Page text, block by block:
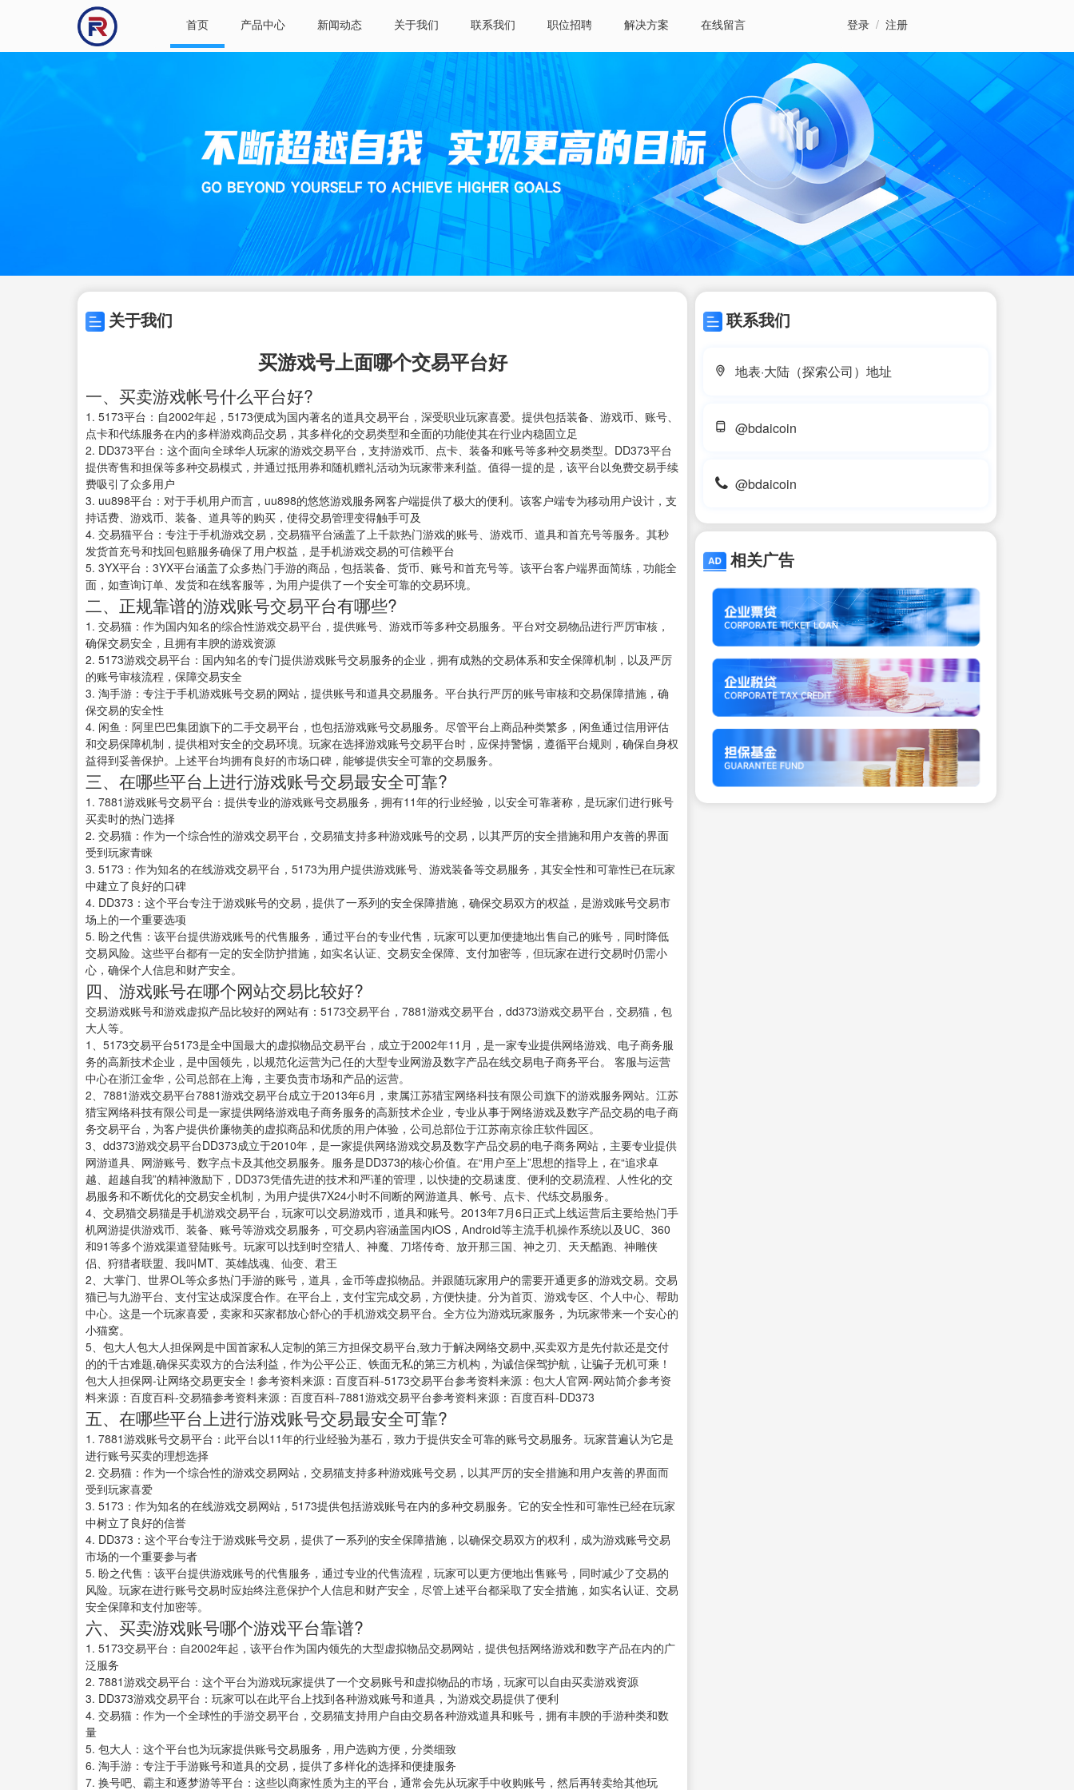
首页 产品中心 新闻动态 关于我们 联系我们 职位招聘 解决方案 在线留言 登录 / 注册
关于我们
买游戏号上面哪个交易平台好
一、买卖游戏帐号什么平台好?
1. 5173平台：自2002年起，5173便成为国内著名的道具交易平台，深受职业玩家喜爱。提供包括装备、游戏币、账号、
点卡和代练服务在内的多样游戏商品交易，其多样化的交易类型和全面的功能使其在行业内稳固立足
2. DD373平台：这个面向全球华人玩家的游戏交易平台，支持游戏币、点卡、装备和账号等多种交易类型。DD373平台
提供寄售和担保等多种交易模式，并通过抵用券和随机赠礼活动为玩家带来利益。值得一提的是，该平台以免费交易手续
费吸引了众多用户
3. uu898平台：对于手机用户而言，uu898的悠悠游戏服务网客户端提供了极大的便利。该客户端专为移动用户设计，支
持话费、游戏币、装备、道具等的购买，使得交易管理变得触手可及
4. 交易猫平台：专注于手机游戏交易，交易猫平台涵盖了上千款热门游戏的账号、游戏币、道具和首充号等服务。其秒
发货首充号和找回包赔服务确保了用户权益，是手机游戏交易的可信赖平台
5. 3YX平台：3YX平台涵盖了众多热门手游的商品，包括装备、货币、账号和首充号等。该平台客户端界面简练，功能全
面，如查询订单、发货和在线客服等，为用户提供了一个安全可靠的交易环境。
二、正规靠谱的游戏账号交易平台有哪些?
1. 交易猫：作为国内知名的综合性游戏交易平台，提供账号、游戏币等多种交易服务。平台对交易物品进行严厉审核，
确保交易安全，且拥有丰腴的游戏资源
2. 5173游戏交易平台：国内知名的专门提供游戏账号交易服务的企业，拥有成熟的交易体系和安全保障机制，以及严厉
的账号审核流程，保障交易安全
3. 淘手游：专注于手机游戏账号交易的网站，提供账号和道具交易服务。平台执行严厉的账号审核和交易保障措施，确
保交易的安全性
4. 闲鱼：阿里巴巴集团旗下的二手交易平台，也包括游戏账号交易服务。尽管平台上商品种类繁多，闲鱼通过信用评估
和交易保障机制，提供相对安全的交易环境。玩家在选择游戏账号交易平台时，应保持警惕，遵循平台规则，确保自身权
益得到妥善保护。上述平台均拥有良好的市场口碑，能够提供安全可靠的交易服务。
三、在哪些平台上进行游戏账号交易最安全可靠?
1. 7881游戏账号交易平台：提供专业的游戏账号交易服务，拥有11年的行业经验，以安全可靠著称，是玩家们进行账号
买卖时的热门选择
2. 交易猫：作为一个综合性的游戏交易平台，交易猫支持多种游戏账号的交易，以其严厉的安全措施和用户友善的界面
受到玩家青睐
3. 5173：作为知名的在线游戏交易平台，5173为用户提供游戏账号、游戏装备等交易服务，其安全性和可靠性已在玩家
中建立了良好的口碑
4. DD373：这个平台专注于游戏账号的交易，提供了一系列的安全保障措施，确保交易双方的权益，是游戏账号交易市
场上的一个重要选项
5. 盼之代售：该平台提供游戏账号的代售服务，通过平台的专业代售，玩家可以更加便捷地出售自己的账号，同时降低
交易风险。这些平台都有一定的安全防护措施，如实名认证、交易安全保障、支付加密等，但玩家在进行交易时仍需小
心，确保个人信息和财产安全。
四、游戏账号在哪个网站交易比较好?
交易游戏账号和游戏虚拟产品比较好的网站有：5173交易平台，7881游戏交易平台，dd373游戏交易平台，交易猫，包
大人等。
1、5173交易平台5173是全中国最大的虚拟物品交易平台，成立于2002年11月，是一家专业提供网络游戏、电子商务服
务的高新技术企业，是中国领先，以规范化运营为己任的大型专业网游及数字产品在线交易电子商务平台。 客服与运营
中心在浙江金华，公司总部在上海，主要负责市场和产品的运营。
2、7881游戏交易平台7881游戏交易平台成立于2013年6月，隶属江苏猎宝网络科技有限公司旗下的游戏服务网站。江苏
猎宝网络科技有限公司是一家提供网络游戏电子商务服务的高新技术企业，专业从事于网络游戏及数字产品交易的电子商
务交易平台，为客户提供价廉物美的虚拟商品和优质的用户体验，公司总部位于江苏南京徐庄软件园区。
3、dd373游戏交易平台DD373成立于2010年，是一家提供网络游戏交易及数字产品交易的电子商务网站，主要专业提供
网游道具、网游账号、数字点卡及其他交易服务。服务是DD373的核心价值。在“用户至上”思想的指导上，在“追求卓
越、超越自我”的精神激励下，DD373凭借先进的技术和严谨的管理，以快捷的交易速度、便利的交易流程、人性化的交
易服务和不断优化的交易安全机制，为用户提供7X24小时不间断的网游道具、帐号、点卡、代练交易服务。
4、交易猫交易猫是手机游戏交易平台，玩家可以交易游戏币，道具和账号。2013年7月6日正式上线运营后主要给热门手
机网游提供游戏币、装备、账号等游戏交易服务，可交易内容涵盖国内iOS，Android等主流手机操作系统以及UC、360
和91等多个游戏渠道登陆账号。玩家可以找到时空猎人、神魔、刀塔传奇、放开那三国、神之刃、天天酷跑、神雕侠
侣、狩猎者联盟、我叫MT、英雄战魂、仙变、君王
2、大掌门、世界OL等众多热门手游的账号，道具，金币等虚拟物品。并跟随玩家用户的需要开通更多的游戏交易。交易
猫已与九游平台、支付宝达成深度合作。在平台上，支付宝完成交易，方便快捷。分为首页、游戏专区、个人中心、帮助
中心。这是一个玩家喜爱，卖家和买家都放心舒心的手机游戏交易平台。全方位为游戏玩家服务，为玩家带来一个安心的
小猫窝。
5、包大人包大人担保网是中国首家私人定制的第三方担保交易平台,致力于解决网络交易中,买卖双方是先付款还是交付
的的千古难题,确保买卖双方的合法利益，作为公平公正、铁面无私的第三方机构，为诚信保驾护航，让骗子无机可乘！
包大人担保网-让网络交易更安全！参考资料来源：百度百科-5173交易平台参考资料来源：包大人官网-网站简介参考资
料来源：百度百科-交易猫参考资料来源：百度百科-7881游戏交易平台参考资料来源：百度百科-DD373
五、在哪些平台上进行游戏账号交易最安全可靠?
1. 7881游戏账号交易平台：此平台以11年的行业经验为基石，致力于提供安全可靠的账号交易服务。玩家普遍认为它是
进行账号买卖的理想选择
2. 交易猫：作为一个综合性的游戏交易网站，交易猫支持多种游戏账号交易，以其严厉的安全措施和用户友善的界面而
受到玩家喜爱
3. 5173：作为知名的在线游戏交易网站，5173提供包括游戏账号在内的多种交易服务。它的安全性和可靠性已经在玩家
中树立了良好的信誉
4. DD373：这个平台专注于游戏账号交易，提供了一系列的安全保障措施，以确保交易双方的权利，成为游戏账号交易
市场的一个重要参与者
5. 盼之代售：该平台提供游戏账号的代售服务，通过专业的代售流程，玩家可以更方便地出售账号，同时减少了交易的
风险。玩家在进行账号交易时应始终注意保护个人信息和财产安全，尽管上述平台都采取了安全措施，如实名认证、交易
安全保障和支付加密等。
六、买卖游戏账号哪个游戏平台靠谱?
1. 5173交易平台：自2002年起，该平台作为国内领先的大型虚拟物品交易网站，提供包括网络游戏和数字产品在内的广
泛服务
2. 7881游戏交易平台：这个平台为游戏玩家提供了一个交易账号和虚拟物品的市场，玩家可以自由买卖游戏资源
3. DD373游戏交易平台：玩家可以在此平台上找到各种游戏账号和道具，为游戏交易提供了便利
4. 交易猫：作为一个全球性的手游交易平台，交易猫支持用户自由交易各种游戏道具和账号，拥有丰腴的手游种类和数
量
5. 包大人：这个平台也为玩家提供账号交易服务，用户选购方便，分类细致
6. 淘手游：专注于手游账号和道具的交易，提供了多样化的选择和便捷服务
7. 换号吧、霸主和逐梦游等平台：这些以商家性质为主的平台，通常会先从玩家手中收购账号，然后再转卖给其他玩
联系我们
地表·大陆（探索公司）地址
@bdaicoin
@bdaicoin
相关广告